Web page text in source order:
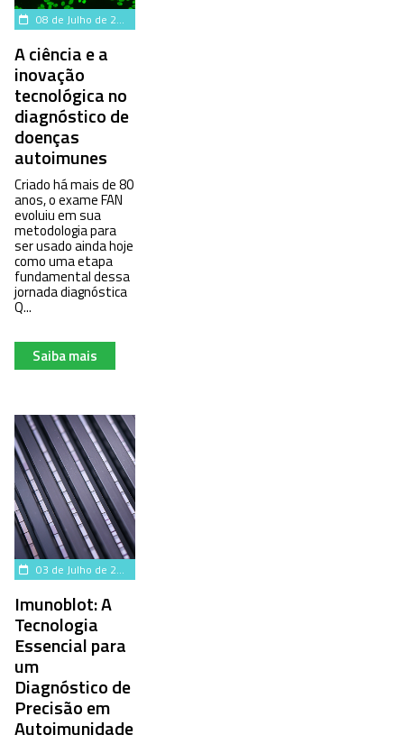
08 de Julho de 2025
A ciência e a
inovação
tecnológica no
diagnóstico de
doenças
autoimunes
Criado há mais de 80
anos, o exame FAN
evoluiu em sua
metodologia para
ser usado ainda hoje
como uma etapa
fundamental dessa
jornada diagnóstica
Q...
Saiba mais
03 de Julho de 2025
Imunoblot: A
Tecnologia
Essencial para
um
Diagnóstico de
Precisão em
Autoimunidade